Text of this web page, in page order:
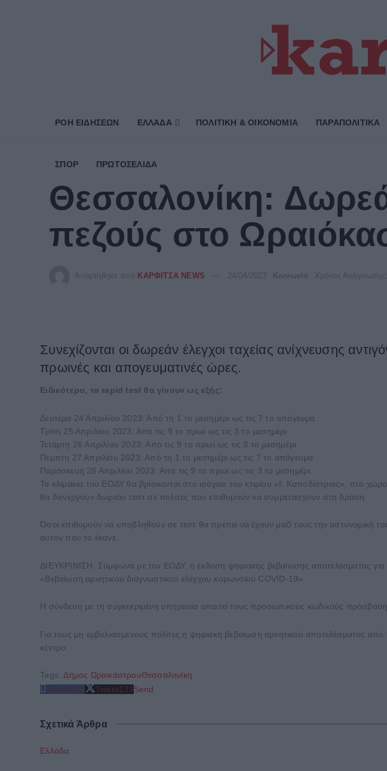
ΡΟΗ ΕΙΔΗΣΕΩΝ ΕΛΛΑΔΑ ΠΟΛΙΤΙΚΗ & ΟΙΚΟΝΟΜΙΑ ΠΑΡΑΠΟΛΙΤΙΚΑ
ΣΠΟΡ ΠΡΩΤΟΣΈΛΙΔΑ
Θεσσαλονίκη:
πεζούς στο
Αναρτήθηκε από ΚΑΡΦΙΤΣΑ NEWS 24/04/2023 Κοινωνία Χρόνος Ανάγνωσης:
Συνεχίζονται οι δωρεάν έλεγχοι ταχείας ανίχνευσης
πρωινές και απογευματινές ώρες.
Ειδικότερα, τα rapid test θα γίνουν ως εξής:
Δευτέρα 24 Απριλίου 2023: Από τη 1 το μεσημέρι ως τις 7 το απόγευμα
Τρίτη 25 Απριλίου 2023: Από τις 9 το πρωί ως τις 3 το μεσημέρι
Τετάρτη 26 Απριλίου 2023: Από τις 9 το πρωί ως τις 3 το μεσημέρι
Πέμπτη 27 Απριλίου 2023: Από τη 1 το μεσημέρι ως τις 7 το απόγευμα
Παρασκευή 28 Απριλίου 2023: Από τις 9 το πρωί ως τις 3 το μεσημέρι.
Τα κλιμάκια του ΕΟΔΥ θα βρίσκονται στο ισόγειο του κτιρίου «Ι. Καποδίστριας», στο
θα διενεργούν δωρεάν τεστ σε πολίτες που επιθυμούν να συμμετάσχουν στη δράση.
Όσοι επιθυμούν να υποβληθούν σε τεστ θα πρέπει να έχουν μαζί τους την αστυνομική
αυτόν που το έκανε.
ΔΙΕΥΚΡΙΝΙΣΗ: Σύμφωνα με τον ΕΟΔΥ, η έκδοση ψηφιακής βεβαίωσης αποτελέσματος για
«Βεβαίωση αρνητικού διαγνωστικού ελέγχου κορωνοϊού COVID-19».
Η σύνδεση με τη συγκεκριμένη υπηρεσία απαιτεί τους προσωπικούς κωδικούς
Για τους μη εμβολιασμένους πολίτες η ψηφιακή βεβαίωση αρνητικού αποτελέσματος από
κέντρο.
Tags: Δήμος ΩραικάστρουΘεσσαλονίκη
Share213 Tweet133Send
Σχετικά Άρθρα
Ελλάδα